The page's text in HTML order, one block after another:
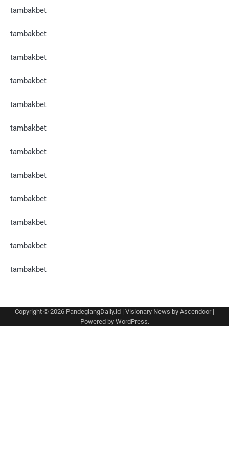
tambakbet
tambakbet
tambakbet
tambakbet
tambakbet
tambakbet
tambakbet
tambakbet
tambakbet
tambakbet
tambakbet
tambakbet
Copyright © 2026 PandeglangDaily.id | Visionary News by Ascendoor|
Powered by WordPress.